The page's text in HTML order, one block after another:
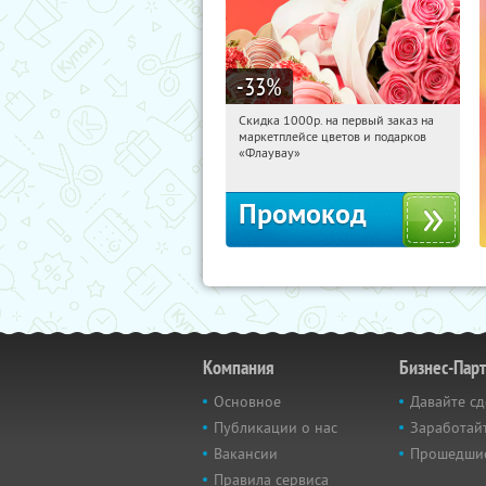
-33%
16:19:42 Получили:
Россия
Скидка 1000р. на первый заказ на
маркетплейсе цветов и подарков
«Флаувау»
Промокод
Компания
Основное
Публикации о нас
Вакансии
Правила сервиса
Бизнес-
Давайте